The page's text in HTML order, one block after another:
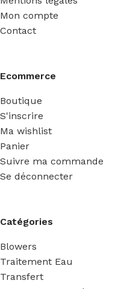
Mon compte
Contact
Ecommerce
Boutique
S'inscrire
Ma wishlist
Panier
Suivre ma commande
Se déconnecter
Catégories
Blowers
Traitement Eau
Transfert